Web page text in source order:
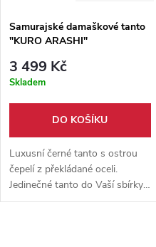
Samurajské damaškové tanto
"KURO ARASHI"
3 499 Kč
Skladem
DO KOŠÍKU
Luxusní černé tanto s ostrou
čepelí z překládané oceli.
Jedinečné tanto do Vaší sbírky,
pochva i rukojeť vyrobeny z